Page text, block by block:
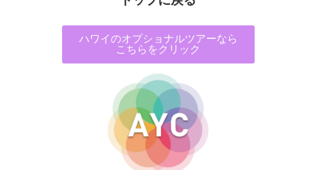
ハワイのオプショナルツアーなら
こちらをクリック